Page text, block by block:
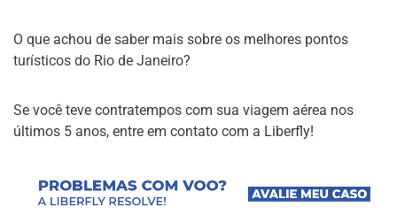
O que achou de saber mais sobre os melhores pontos
turísticos do Rio de Janeiro?
Se você teve contratempos com sua viagem aérea nos
últimos 5 anos, entre em contato com a Liberfly!